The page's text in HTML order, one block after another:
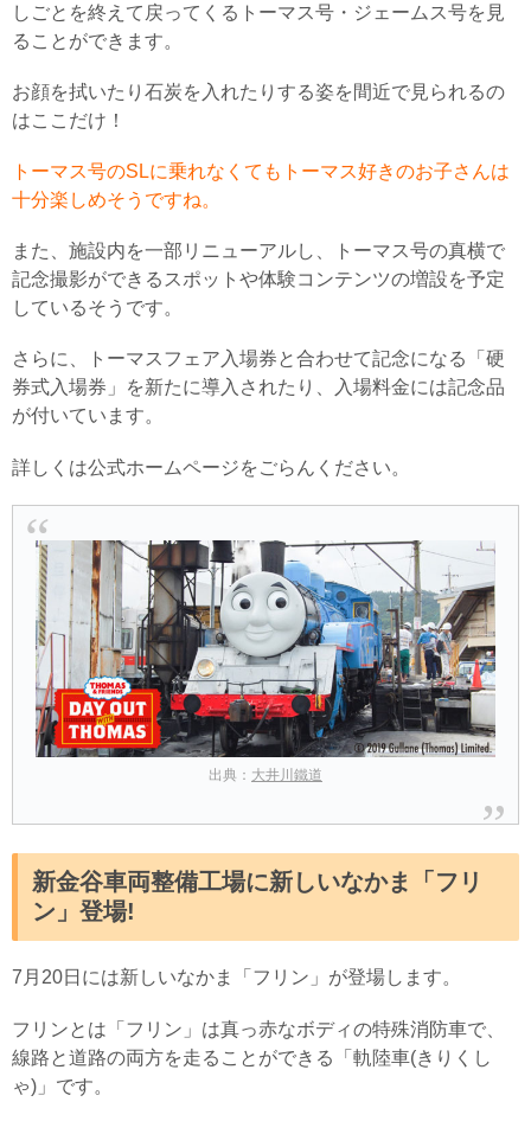
しごとを終えて戻ってくるトーマス号・ジェームス号を見
ることができます。
お顔を拭いたり石炭を入れたりする姿を間近で見られるの
はここだけ！
トーマス号のSLに乗れなくてもトーマス好きのお子さんは
十分楽しめそうですね。
また、施設内を一部リニューアルし、トーマス号の真横で
記念撮影ができるスポットや体験コンテンツの増設を予定
しているそうです。
さらに、トーマスフェア入場券と合わせて記念になる「硬
券式入場券」を新たに導入されたり、入場料金には記念品
が付いています。
詳しくは公式ホームページをごらんください。
出典： 大井川鐵道
新金谷車両整備工場に新しいなかま「フリ
ン」登場!
7月20日には新しいなかま「フリン」が登場します。
フリンとは「フリン」は真っ赤なボディの特殊消防車で、
線路と道路の両方を走ることができる「軌陸車(きりくし
ゃ)」です。